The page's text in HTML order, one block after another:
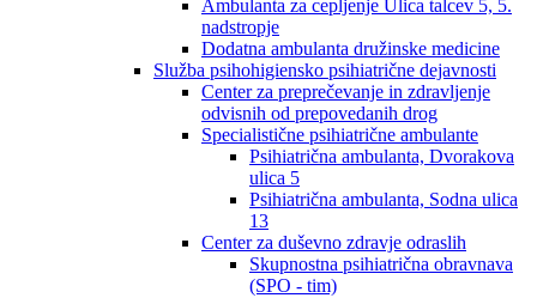
Ambulanta za cepljenje Ulica talcev 5, 5.
nadstropje
Dodatna ambulanta družinske medicine
Služba psihohigiensko psihiatrične dejavnosti
Center za preprečevanje in zdravljenje
odvisnih od prepovedanih drog
Specialistične psihiatrične ambulante
Psihiatrična ambulanta, Dvorakova
ulica 5
Psihiatrična ambulanta, Sodna ulica
13
Center za duševno zdravje odraslih
Skupnostna psihiatrična obravnava
(SPO - tim)